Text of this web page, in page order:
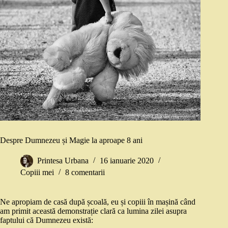
Despre Dumnezeu și Magie la aproape 8 ani
Printesa Urbana
16 ianuarie 2020
Copiii mei
8 comentarii
Ne apropiam de casă după școală, eu și copiii în mașină când
am primit această demonstrație clară ca lumina zilei asupra
faptului că Dumnezeu există: